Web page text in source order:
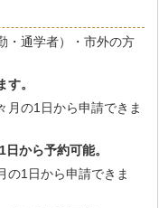
・通学者）・市外の方
。
の1日から申請できま
から予約可能。
1日から申請できま